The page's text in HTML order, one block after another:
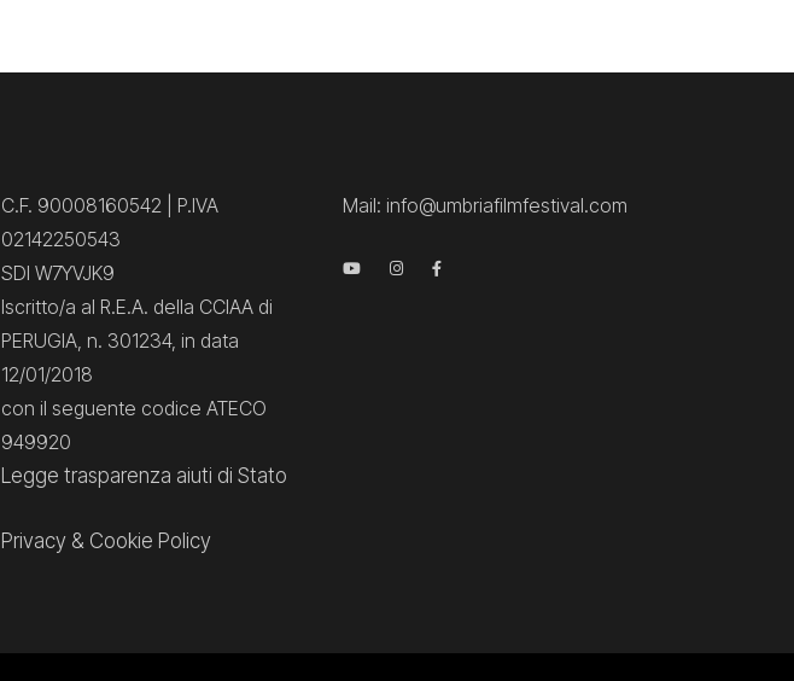
C.F. 90008160542 | P.IVA
02142250543
SDI W7YVJK9
Iscritto/a al R.E.A. della CCIAA di
PERUGIA, n. 301234, in data
12/01/2018
con il seguente codice ATECO
949920
Legge trasparenza aiuti di Stato
Privacy & Cookie Policy
Mail: info@umbriafilmfestival.com